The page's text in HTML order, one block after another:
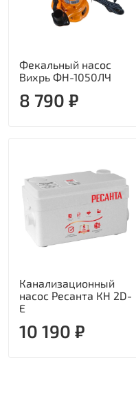
Фекальный насос
Вихрь ФН-1050ЛЧ
8 790 ₽
Канализационный
насос Ресанта КН 2D-
E
10 190 ₽